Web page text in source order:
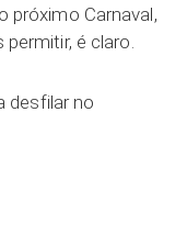
próximo Carnaval,
é claro.
desfilar no